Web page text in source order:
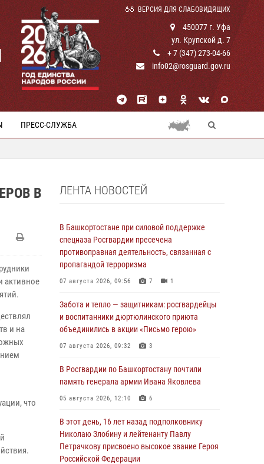
ВЕРСИЯ ДЛЯ СЛАБОВИДЯЩИХ
450077 г. Уфа
ул. Крупской д. 7
+ 7 (347) 273-04-66
info02@rosguard.gov.ru
ПРЕСС-СЛУЖБА
В
активное
и на
что
ЛЕНТА НОВОСТЕЙ
В Башкортостане при силовой поддержке
спецназа Росгвардии пресечена
противоправная деятельность, связанная с
пропагандой терроризма
07 августа 2026, 09:56 7 1
Забота и тепло — защитникам: росгвардейцы
и воспитанники дюртюлинского приюта
объединились в акции «Письмо герою»
07 августа 2026, 09:32 3
В Росгвардии по Башкортостану почтили
память генерала армии Ивана Яковлева
05 августа 2026, 12:10 6
В этот день, 16 лет назад подполковнику
Николаю Злобину и лейтенанту Павлу
Петрачкову присвоено высокое звание Героя
Российской Федерации